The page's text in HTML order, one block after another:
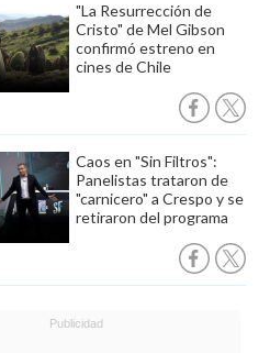
"La Resurrección de
Cristo" de Mel Gibson
confirmó estreno en
cines de Chile
Caos en "Sin Filtros":
Panelistas trataron de
"carnicero" a Crespo y se
retiraron del programa